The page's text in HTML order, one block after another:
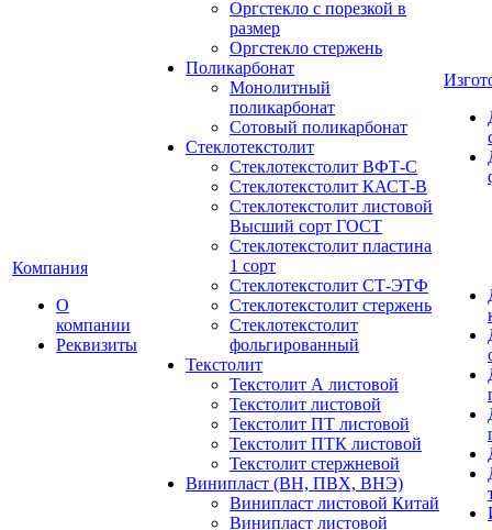
Компания
О
компании
Реквизиты
Оргстекло с порезкой в
размер
Оргстекло стержень
Поликарбонат
Монолитный
поликарбонат
Сотовый поликарбонат
Стеклотекстолит
Стеклотекстолит ВФТ-С
Стеклотекстолит КАСТ-В
Стеклотекстолит листовой
Высший сорт ГОСТ
Стеклотекстолит пластина
1 сорт
Стеклотекстолит СТ-ЭТФ
Стеклотекстолит стержень
Стеклотекстолит
фольгированный
Текстолит
Текстолит А листовой
Текстолит листовой
Текстолит ПТ листовой
Текстолит ПТК листовой
Текстолит стержневой
Винипласт (ВН, ПВХ, ВНЭ)
Винипласт листовой Китай
Винипласт листовой